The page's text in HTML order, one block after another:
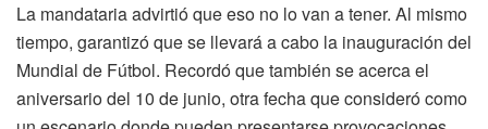
La mandataria advirtió que eso no lo van a tener. Al mismo
tiempo, garantizó que se llevará a cabo la inauguración del
Mundial de Fútbol. Recordó que también se acerca el
aniversario del 10 de junio, otra fecha que consideró como